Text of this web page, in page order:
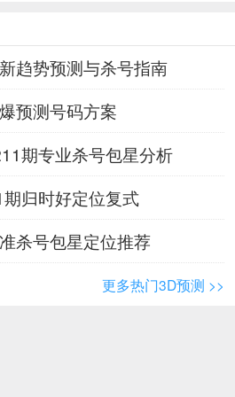
趋势预测与杀号指南
预测号码方案
期专业杀号包星分析
归时好定位复式
杀号包星定位推荐
更多热门3D预测 >>